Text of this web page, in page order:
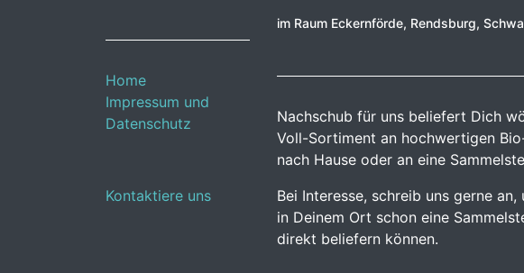
Home
Impressum und
Datenschutz
Kontaktiere uns
im Raum Eckernförde, Rendsburg,
Nachschub für uns beliefert Dich
Voll-Sortiment an hochwertigen
nach Hause oder an eine
Bei Interesse, schreib uns gerne
in Deinem Ort schon eine
direkt beliefern können.